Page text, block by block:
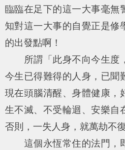
臨臨在足下的這一大事毫無
知對這一大事的自覺正是修
的出發點啊！
所謂「此身不向今生度
今生已得難得的人身，已聞
現在頭腦清醒、身體健康，
生不滅、不受輪迴、安樂自
否則，一失人身，就萬劫不復
這個永恆常住的法門，即